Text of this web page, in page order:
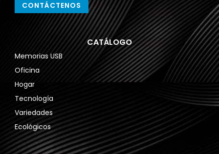
CONTÁCTENOS
CATÁLOGO
Memorias USB
Oficina
Hogar
Tecnología
Variedades
Ecológicos